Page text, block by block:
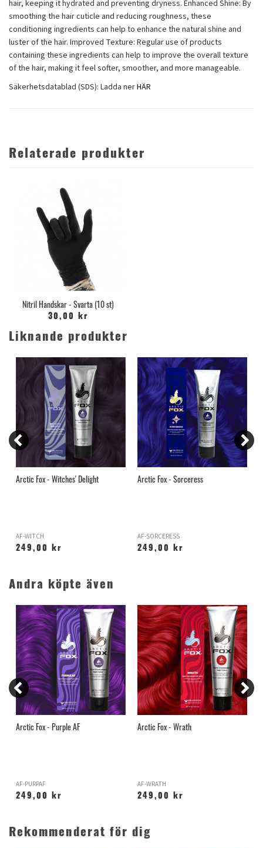
hair, keeping it hydrated and preventing dryness. Enhanced Shine: By
smoothing the hair cuticle and reducing roughness, these
conditioning ingredients can help to enhance the natural shine and
luster of the hair. Improved Texture: Regular use of products
containing these ingredients can help to improve the overall texture
of the hair, making it feel softer, smoother, and more manageable.
Säkerhetsdatablad (SDS): Ladda nerHÄR
Relaterade produkter
Nitril Handskar - Svarta (10 st)
30,00 kr
Liknande produkter
Arctic Fox - Witches' Delight
AF-WITCH
249,00 kr
Arctic Fox - Sorceress
AF-SORCERESS
249,00 kr
Andra köpte även
Arctic Fox - Purple AF
AF-PURPAF
249,00 kr
Arctic Fox - Wrath
AF-WRATH
249,00 kr
Rekommenderat för dig